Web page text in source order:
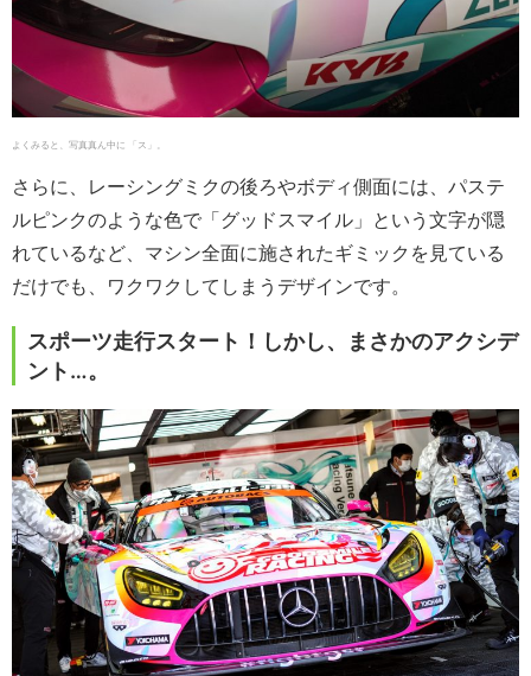
よくみると、写真真ん中に 「ス」。
さらに、レーシングミクの後ろやボディ側面には、パステ
ルピンクのような色で「グッドスマイル」という文字が隠
れているなど、マシン全面に施されたギミックを見ている
だけでも、ワクワクしてしまうデザインです。
スポーツ走行スタート！しかし、まさかのアクシデ
ント…。